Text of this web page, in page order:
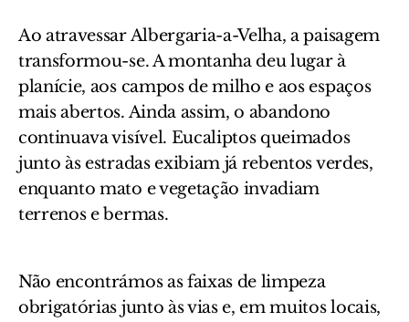
Ao atravessar Albergaria-a-Velha, a paisagem
transformou-se. A montanha deu lugar à
planície, aos campos de milho e aos espaços
mais abertos. Ainda assim, o abandono
continuava visível. Eucaliptos queimados
junto às estradas exibiam já rebentos verdes,
enquanto mato e vegetação invadiam
terrenos e bermas.
Não encontrámos as faixas de limpeza
obrigatórias junto às vias e, em muitos locais,